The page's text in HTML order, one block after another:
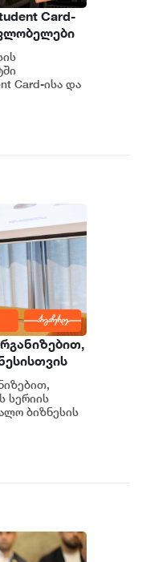
Card-
Card-ისა და
სერიის
ბიზნესის